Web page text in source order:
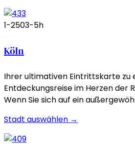
1-2503-5h
Köln
Ihrer ultimativen Eintrittskarte zu
Entdeckungsreise im Herzen der
Wenn Sie sich auf ein
Stadt auswählen →